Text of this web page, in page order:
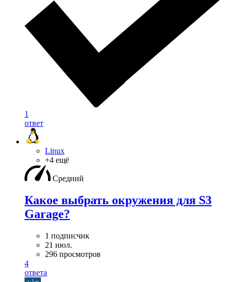
1
ответ
Linux
+4 ещё
Средний
Какое выбрать окружения для S3
Garage?
1 подписчик
21 июл.
296 просмотров
4
ответа